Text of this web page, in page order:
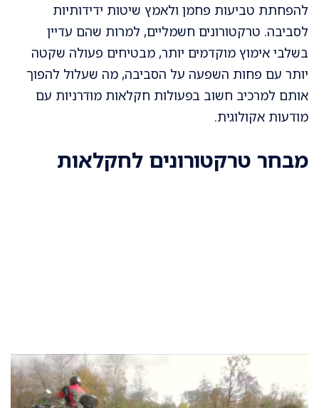
להפחתת טביעות פחמן ולאמץ שיטות ידידותיות
לסביבה. טרקטורונים חשמליים, למרות שהם עדיין
בשלבי אימוץ מוקדמים יותר, מבטיחים פעולה שקטה
יותר עם פחות השפעה על הסביבה, מה שעלול להפוך
אותם למרכיב חשוב בפעולות חקלאות מודרניות עם
מודעות אקולוגית.
מבחר טרקטורונים לחקלאות